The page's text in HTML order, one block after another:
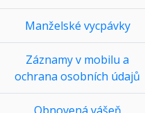
Manželské vycpávky
Záznamy v mobilu a
ochrana osobních údajů